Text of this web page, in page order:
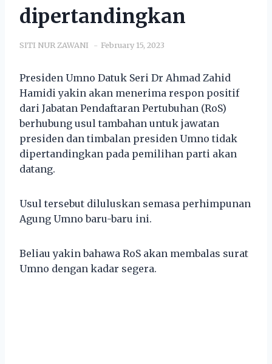
dipertandingkan
SITI NUR ZAWANI February 15, 2023
Presiden Umno Datuk Seri Dr Ahmad Zahid
Hamidi yakin akan menerima respon positif
dari Jabatan Pendaftaran Pertubuhan (RoS)
berhubung usul tambahan untuk jawatan
presiden dan timbalan presiden Umno tidak
dipertandingkan pada pemilihan parti akan
datang.
Usul tersebut diluluskan semasa perhimpunan
Agung Umno baru-baru ini.
Beliau yakin bahawa RoS akan membalas surat
Umno dengan kadar segera.